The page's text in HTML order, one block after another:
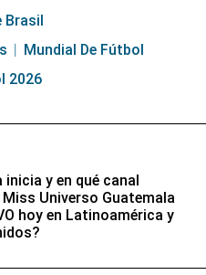
Brasil
Mundial De Fútbol
2026
inicia y en qué canal
Universo Guatemala
hoy en Latinoamérica y